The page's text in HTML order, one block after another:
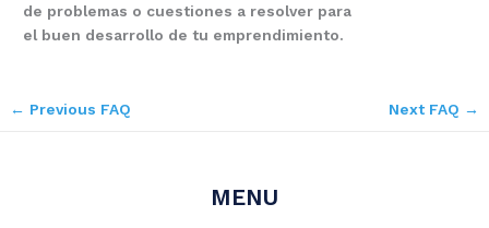
de problemas o cuestiones a resolver para
el buen desarrollo de tu emprendimiento.
← Previous FAQ Next FAQ →
MENU